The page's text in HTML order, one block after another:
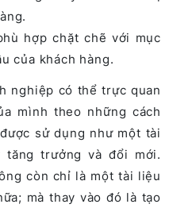
hợp chặt chẽ với mục
của khách hàng.
nghiệp có thể trực quan
mình theo những cách
sử dụng như một tài
trưởng và đổi mới.
còn chỉ là một tài liệu
mà thay vào đó là tạo